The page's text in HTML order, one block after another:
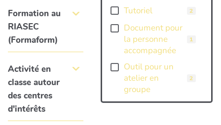
Tutoriel 2
Document pour
la personne
accompagnée
1
Outil pour un
atelier en
groupe
2
Formation au
RIASEC
(Formaform)
Activité en
classe autour
des centres
d'intérêts